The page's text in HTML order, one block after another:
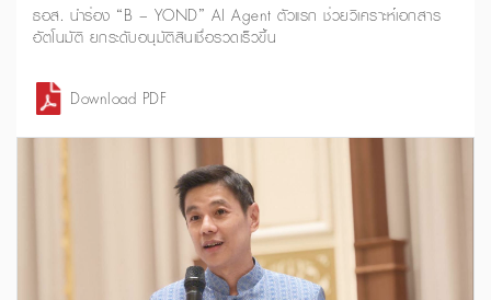
ธอส. นำร่อง “B – YOND” AI Agent ตัวแรก ช่วยวิเคราะห์เอกสาร
อัตโนมัติ ยกระดับอนุมัติสินเชื่อรวดเร็วขึ้น
Download PDF